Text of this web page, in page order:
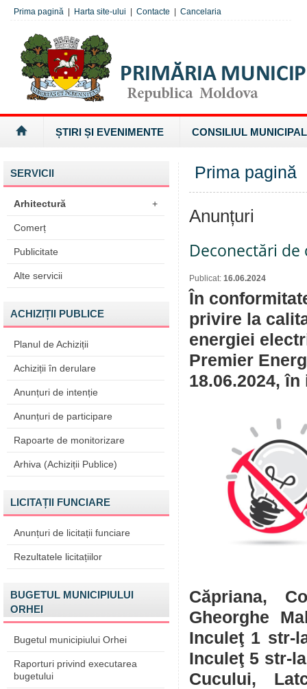
Prima pagină Harta site-ului Contacte Cancelaria
ȘTIRI ȘI EVENIMENTE CONSILIUL MUNICIPAL
SERVICII
Arhitectură +
Comerț
Publicitate
Alte servicii
ACHIZIȚII PUBLICE
Planul de Achiziții
Achiziții în derulare
Anunțuri de intenție
Anunțuri de participare
Rapoarte de monitorizare
Arhiva (Achiziții Publice)
LICITAȚII FUNCIARE
Anunțuri de licitații funciare
Rezultatele licitațiilor
BUGETUL MUNICIPIULUI
ORHEI
Bugetul municipiului Orhei
Raporturi privind executarea
bugetului
Prima pagină
Anunțuri
Deconectări
Publicat: 16.06.2024
În
privire la
energiei
Premier
18.06.2024,
Căpriana,
Gheorghe
Inculeţ 1 str-
Inculeţ 5 str-
Cucului,